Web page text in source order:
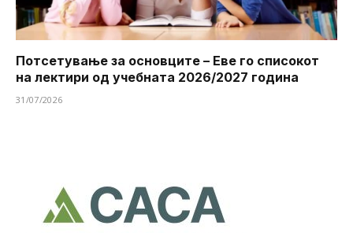
Потсетување за основците – Еве го списокот
на лектири од учебната 2026/2027 година
31/07/2026